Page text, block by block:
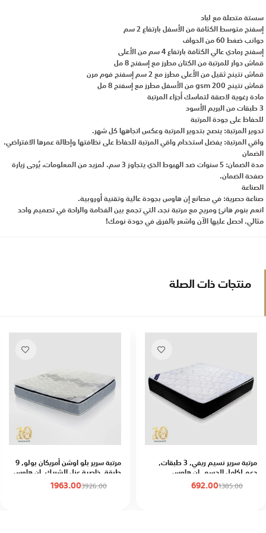
سستة متصلة مع لباد
إسفنج متوسط الكثافة من الأسفل بارتفاع 2 سم
جوانب ضغط 60 من الحواف
إسفنج رمادي عالي الكثافة بارتفاع 4 سم من الأعلى
قماش دوار للمرتبة من الكتان مطرز مع إسفنج 8 مل
قماش نتينج ثقيل من الأعلى مطرز مع 2 سم إسفنج فوم مرن
قماش نتينج 200 gsm من الأسفل مطرز مع إسفنج 8 مل
مادة رغوية لاصقة لتماسك أجزاء المرتبة
3 طبقات من البريم الأسود
للحفاظ على جودة المرتبة
تدوير المرتبة: ينصح بتدوير المرتبة وعكس اتجاهها كل شهر.
واقي المرتبة: يفضل استخدام واقي المرتبة للحفاظ على نظافتها وإطالة عمرها الافتراضي.
الضمان
مدة الضمان: 5 سنوات ضد الهبوط الذي يتجاوز 3 سم. لمزيد من المعلومات، يُرجى زيارة
صفحة الضمان.
الصناعة
صناعة حصرية: في مصانع إن هاوس بجودة عالية وتقنية أوروبية.
انعم بنوم هانئ ومريح مع مرتبة نجد، التي تجمع بين الفخامة والراحة في تصميم واحد
مثالي. احصل عليها الآن واشعر بالفرق في جودة نومك!
منتجات ذات الصلة
مرتبة سرير نسيم ريفي, 3 طبقات,
دعم لكامل الجسم, إن هاوس
692.001385.00
مرتبة سرير بلو اوشن أمريكان بولو, 9
طبقة, خاصية عزل الشريك, إن هاوس
1963.003926.00